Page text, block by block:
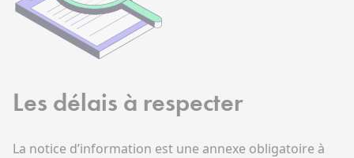
Les délais à respecter
La notice d’information est une annexe obligatoire à